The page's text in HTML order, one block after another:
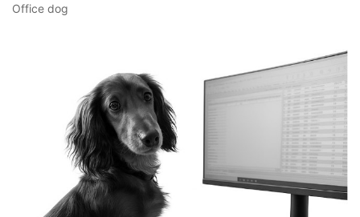
Office dog